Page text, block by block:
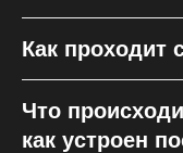
Как проходит
Что
как устроен